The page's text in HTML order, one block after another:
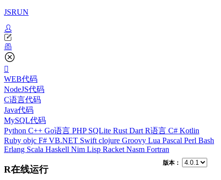
JSRUN
WEB代码
NodeJS代码
C语言代码
Java代码
MySQL代码
Python C++ Go语言 PHP SQLite Rust Dart R语言 C# Kotlin
Ruby objc F# VB.NET Swift clojure Groovy Lua Pascal Perl Bash
Erlang Scala Haskell Nim Lisp Racket Nasm Fortran
R在线运行
版本：